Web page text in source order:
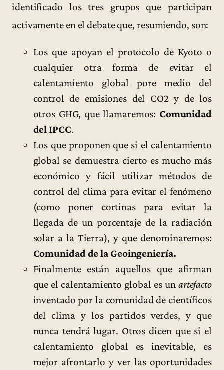
identificado los tres grupos que participan
activamente en el debate que, resumiendo, son:
Los que apoyan el protocolo de Kyoto o
cualquier otra forma de evitar el
calentamiento global pore medio del
control de emisiones del CO2 y de los
otros GHG, que llamaremos: Comunidad
del IPCC.
Los que proponen que si el calentamiento
global se demuestra cierto es mucho más
económico y fácil utilizar métodos de
control del clima para evitar el fenómeno
(como poner cortinas para evitar la
llegada de un porcentaje de la radiación
solar a la Tierra), y que denominaremos:
Comunidad de la Geoingeniería.
Finalmente están aquellos que afirman
que el calentamiento global es un artefacto
inventado por la comunidad de científicos
del clima y los partidos verdes, y que
nunca tendrá lugar. Otros dicen que si el
calentamiento global es inevitable, es
mejor afrontarlo y ver las oportunidades